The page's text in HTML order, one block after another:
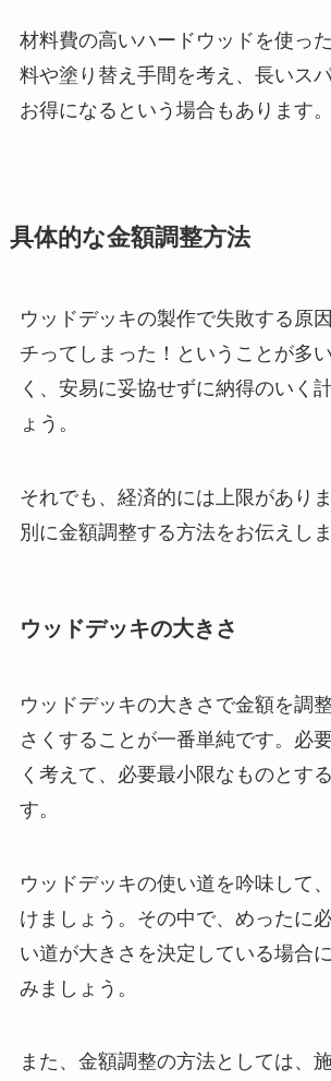
材料費の高いハードウッドを使っ
料や塗り替え手間を考え、長いス
お得になるという場合もあります。
具体的な金額調整方法
ウッドデッキの製作で失敗する原
チってしまった！ということが多
く、安易に妥協せずに納得のいく
ょう。
それでも、経済的には上限があり
別に金額調整する方法をお伝えしま
ウッドデッキの大きさ
ウッドデッキの大きさで金額を調
さくすることが一番単純です。必
く考えて、必要最小限なものとす
す。
ウッドデッキの使い道を吟味して
けましょう。その中で、めったに
い道が大きさを決定している場合
みましょう。
また、金額調整の方法としては、